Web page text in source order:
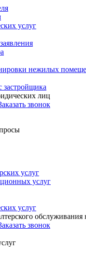
услуг
нежилых
застройщика
лиц
звонок
услуг
услуг
услуг
звонок